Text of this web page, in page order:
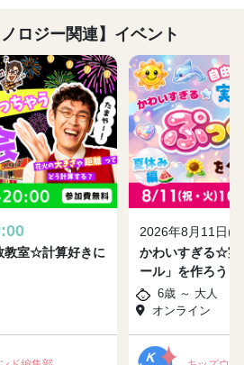
ロジー関連】イベント
教室☆計算好きに
2026年8月11日(
かわいすぎる☆実
ール」を作ろう！
6歳 ～ 大人
オンライン